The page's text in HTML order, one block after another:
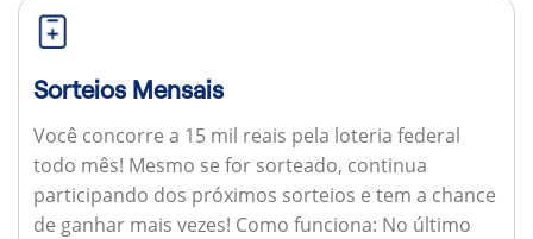
Sorteios Mensais
Você concorre a 15 mil reais pela loteria federal
todo mês! Mesmo se for sorteado, continua
participando dos próximos sorteios e tem a chance
de ganhar mais vezes! Como funciona: No último